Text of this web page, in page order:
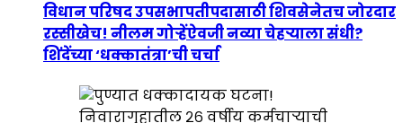
विधान परिषद उपसभापतीपदासाठी शिवसेनेतच जोरदार
रस्सीखेच! नीलम गोऱ्हेंऐवजी नव्या चेहऱ्याला संधी?
शिंदेंच्या ‘धक्कातंत्रा’ची चर्चा